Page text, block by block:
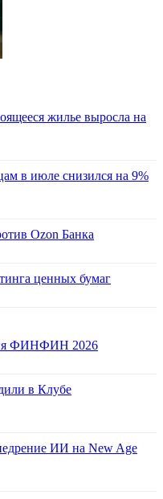
жилье выросла на
в июле снизился на 9%
Ozon Банка
ценных бумаг
ФИНФИН 2026
в Клубе
ИИ на New Age